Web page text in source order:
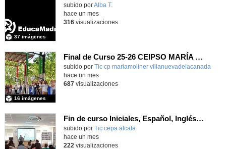
subido porAlba T.
37 imágenes
hace un mes
316visualizaciones
Final de Curso 25-26 CEIPSO MARÍA MOLINER
subido por Tic cp mariamoliner villanuevadelacanada
16 imágenes
hace un mes
687visualizaciones
Fin de curso Iniciales, Español, Inglés, Informática y Patrimonio
subido por Tic cepa alcala
hace un mes
222 visualizaciones